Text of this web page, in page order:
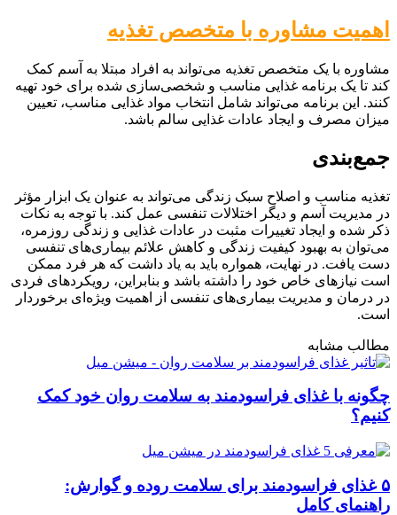
اهمیت مشاوره با متخصص تغذیه
مشاوره با یک متخصص تغذیه می‌تواند به افراد مبتلا به آسم کمک
کند تا یک برنامه غذایی مناسب و شخصی‌سازی شده برای خود تهیه
کنند. این برنامه می‌تواند شامل انتخاب مواد غذایی مناسب، تعیین
میزان مصرف و ایجاد عادات غذایی سالم باشد.
جمع‌بندی
تغذیه مناسب و اصلاح سبک زندگی می‌تواند به عنوان یک ابزار مؤثر
در مدیریت آسم و دیگر اختلالات تنفسی عمل کند. با توجه به نکات
ذکر شده و ایجاد تغییرات مثبت در عادات غذایی و زندگی روزمره،
می‌توان به بهبود کیفیت زندگی و کاهش علائم بیماری‌های تنفسی
دست یافت. در نهایت، همواره باید به یاد داشت که هر فرد ممکن
است نیازهای خاص خود را داشته باشد و بنابراین، رویکردهای فردی
در درمان و مدیریت بیماری‌های تنفسی از اهمیت ویژه‌ای برخوردار
است.
مطالب مشابه
چگونه با غذای فراسودمند به سلامت روان خود کمک
کنیم؟
۵ غذای فراسودمند برای سلامت روده و گوارش:
راهنمای کامل